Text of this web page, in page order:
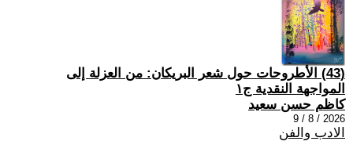
(43) الأطروحات حول شعر البريكان: من العزلة إلى
المواجهة النقدية ج١
كاظم حسن سعيد
2026 / 8 / 9
الادب والفن